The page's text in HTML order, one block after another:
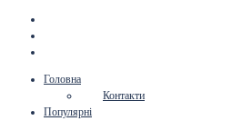
Головна
Контакти
Популярні